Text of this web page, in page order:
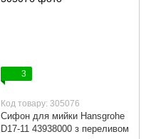
3
Код товару: 305076
Сифон для мийки Hansgrohe
D17-11 43938000 з переливом